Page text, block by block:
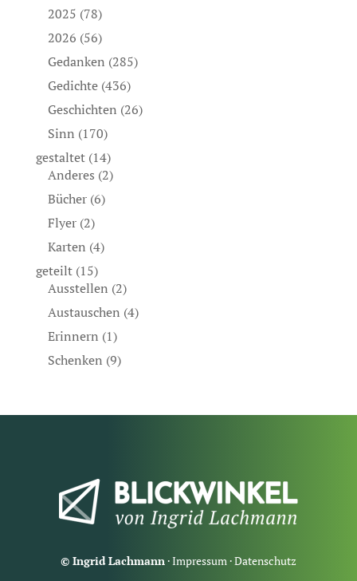
2025 (78)
2026 (56)
Gedanken (285)
Gedichte(436)
Geschichten (26)
Sinn (170)
gestaltet(14)
Anderes (2)
Bücher(6)
Flyer(2)
Karten (4)
geteilt(15)
Ausstellen (2)
Austauschen (4)
Erinnern (1)
Schenken (9)
© Ingrid Lachmann·Impressum·Datenschutz